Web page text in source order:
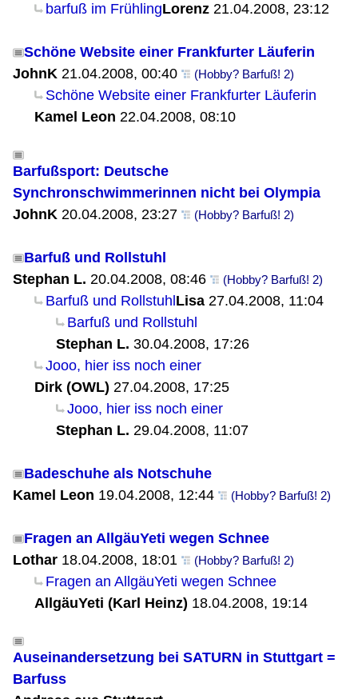
barfuß im FrühlingLorenz 21.04.2008, 23:12
Schöne Website einer Frankfurter Läuferin
JohnK 21.04.2008, 00:40 (Hobby? Barfuß! 2)
Schöne Website einer Frankfurter Läuferin
Kamel Leon 22.04.2008, 08:10
Barfußsport: Deutsche
Synchronschwimmerinnen nicht bei Olympia
JohnK 20.04.2008, 23:27 (Hobby? Barfuß! 2)
Barfuß und Rollstuhl
Stephan L. 20.04.2008, 08:46 (Hobby? Barfuß! 2)
Barfuß und Rollstuhl Lisa 27.04.2008, 11:04
Barfuß und Rollstuhl
Stephan L. 30.04.2008, 17:26
Jooo, hier iss noch einer
Dirk (OWL) 27.04.2008, 17:25
Jooo, hier iss noch einer
Stephan L. 29.04.2008, 11:07
Badeschuhe als Notschuhe
Kamel Leon 19.04.2008, 12:44 (Hobby? Barfuß! 2)
Fragen an AllgäuYeti wegen Schnee
Lothar 18.04.2008, 18:01 (Hobby? Barfuß! 2)
Fragen an AllgäuYeti wegen Schnee
AllgäuYeti (Karl Heinz) 18.04.2008, 19:14
Auseinandersetzung bei SATURN in Stuttgart =
Barfuss